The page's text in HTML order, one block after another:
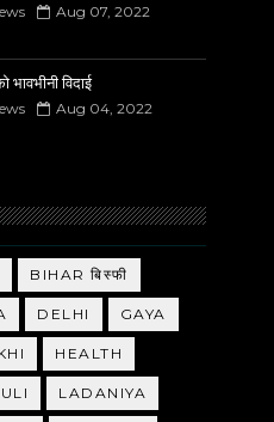
Aug 07, 2022
भावभीनी विदाई
Aug 04, 2022
BIHAR बिस्फी
DELHI GAYA
HEALTH
LADANIYA